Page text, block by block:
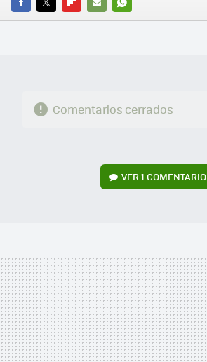
FACEBOOK
TWITTERFLIPBOARD
E-
WHATSAPP
Comentarios cerrados
VER1 COMENTARIO